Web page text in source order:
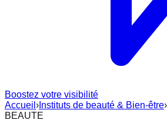
Boostez votre visibilité
Accueil › Instituts de beauté & Bien-être›
BEAUTE